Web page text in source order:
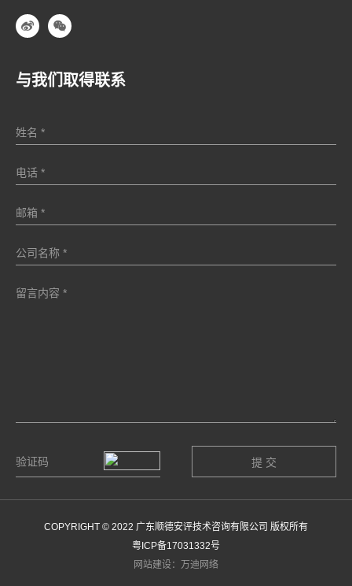
与我们取得联系
COPYRIGHT © 2022 广东顺德安评技术咨询有限公司 版权所有
粤ICP备17031332号
网站建设：万迪网络